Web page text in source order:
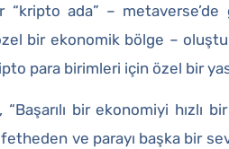
“kripto ada” –
bir ekonomik bölge –
para birimleri için özel bir
“Başarılı bir ekonomiyi hızlı
fetheden ve parayı başka bir